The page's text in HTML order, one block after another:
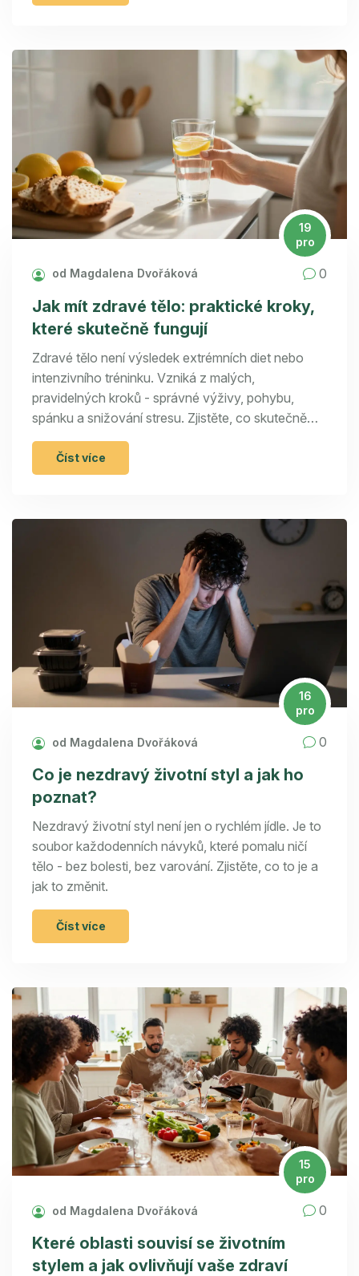
19
pro
od Magdalena Dvořáková 0
Jak mít zdravé tělo: praktické kroky,
které skutečně fungují
Zdravé tělo není výsledek extrémních diet nebo
intenzivního tréninku. Vzniká z malých,
pravidelných kroků - správné výživy, pohybu,
spánku a snižování stresu. Zjistěte, co skutečně
funguje.
Číst více
16
pro
od Magdalena Dvořáková 0
Co je nezdravý životní styl a jak ho
poznat?
Nezdravý životní styl není jen o rychlém jídle. Je to
soubor každodenních návyků, které pomalu ničí
tělo - bez bolesti, bez varování. Zjistěte, co to je a
jak to změnit.
Číst více
15
pro
od Magdalena Dvořáková 0
Které oblasti souvisí se životním
stylem a jak ovlivňují vaše zdraví